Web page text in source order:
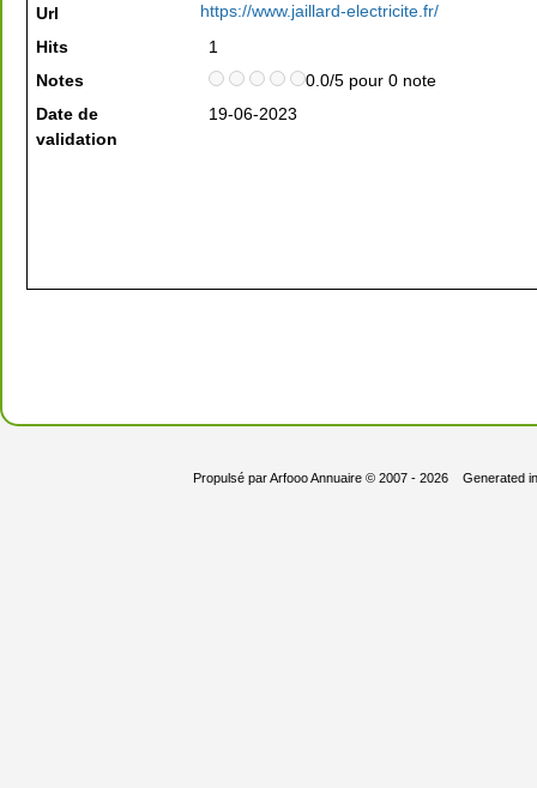
Url
https://www.jaillard-electricite.fr/
Hits
1
Notes
0.0/5 pour 0 note
Date de
validation
19-06-2023
Propulsé parArfooo Annuaire© 2007 - 2026 Generated